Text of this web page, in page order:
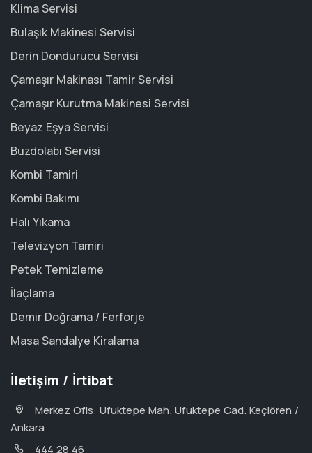
Klima Servisi
Bulaşık Makinesi Servisi
Derin Dondurucu Servisi
Çamaşır Makinası Tamir Servisi
Çamaşır Kurutma Makinesi Servisi
Beyaz Eşya Servisi
Buzdolabı Servisi
Kombi Tamiri
Kombi Bakımı
Halı Yıkama
Televizyon Tamiri
Petek Temizleme
İlaçlama
Demir Doğrama / Ferforje
Masa Sandalye Kiralama
İletişim / İrtibat
Merkez Ofis: Ufuktepe Mah. Ufuktepe Cad. Keçiören /
Ankara
444 28 46